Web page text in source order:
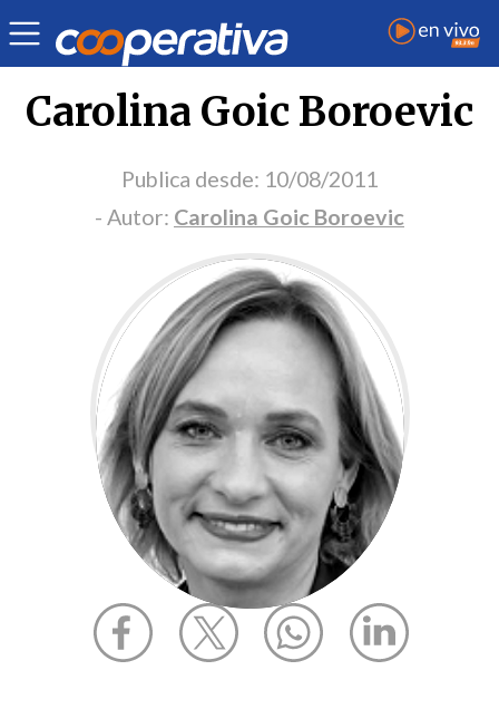
Portada Opinión
Carolina Goic Boroevic
Publica desde: 10/08/2011
- Autor: Carolina Goic Boroevic